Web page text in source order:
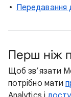
Передавання
Перш ніж
Щоб зв’язати
потрібно мати